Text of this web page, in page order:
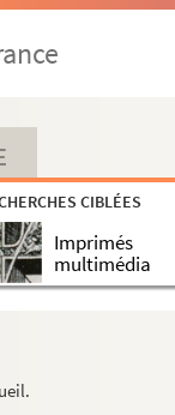
CIBLÉES
Imprimés
multimédia